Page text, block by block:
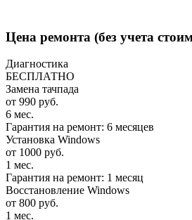
Цена ремонта (без учета
Диагностика
БЕСПЛАТНО
Замена тачпада
от 990 руб.
6 мес.
Гарантия на ремонт: 6 месяцев
Установка Windows
от 1000 руб.
1 мес.
Гарантия на ремонт: 1 месяц
Восстановление Windows
от 800 руб.
1 мес.